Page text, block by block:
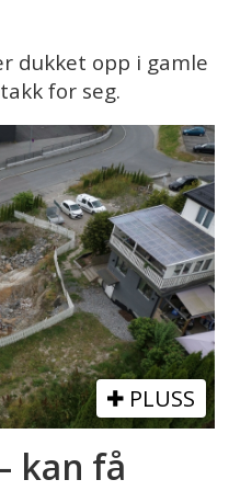
dukket opp i gamle
for seg.
PLUSS
kan få